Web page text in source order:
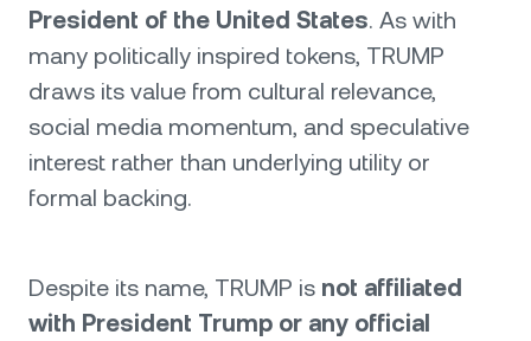
President of the United States. As with
many politically inspired tokens, TRUMP
draws its value from cultural relevance,
social media momentum, and speculative
interest rather than underlying utility or
formal backing.
Despite its name, TRUMP is not affiliated
with President Trump or any official